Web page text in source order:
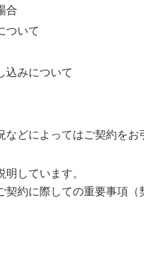
合
ついて
込みについて
どによってはご契約を
しています。
約に際しての重要事項